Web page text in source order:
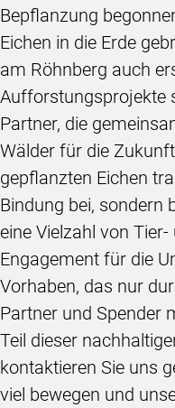
Bepflanzung
Eichen in die Erde
am Röhnberg auch
Aufforstungsprojekte
Partner, die
Wälder für die
gepflanzten Eichen
Bindung bei, sondern
eine Vielzahl von
Engagement für die
Vorhaben, das nur
Partner und Spender
Teil dieser
kontaktieren Sie uns
viel bewegen und